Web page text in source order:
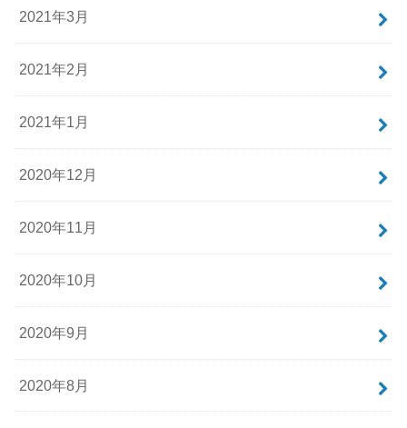
2021年3月
2021年2月
2021年1月
2020年12月
2020年11月
2020年10月
2020年9月
2020年8月